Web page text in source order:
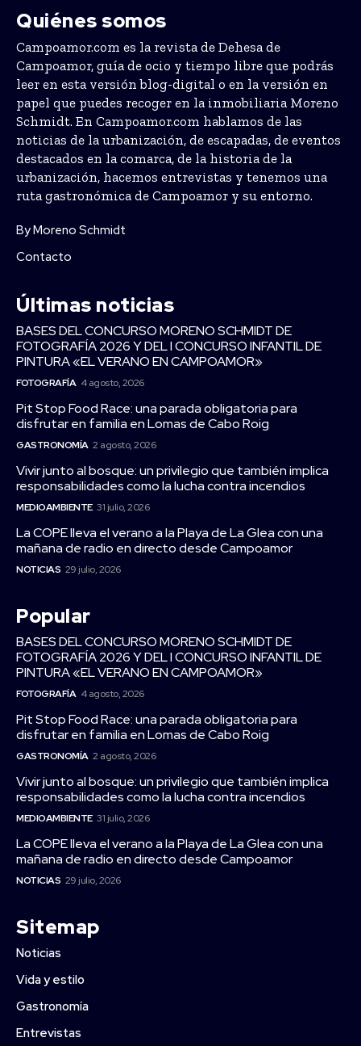
Quiénes somos
Campoamor.com es la revista de Dehesa de
Campoamor, guía de ocio y tiempo libre que podrás
leer en esta versión blog-digital o en la versión en
papel que puedes recoger en la inmobiliaria Moreno
Schmidt. En Campoamor.com hablamos de las
noticias de la urbanización, de escapadas, de eventos
destacados en la comarca, de la historia de la
urbanización, hacemos entrevistas y tenemos una
ruta gastronómica de Campoamor y su entorno.
By Moreno Schmidt
Contacto
Últimas noticias
BASES DEL CONCURSO MORENO SCHMIDT DE
FOTOGRAFÍA 2026 Y DEL I CONCURSO INFANTIL DE
PINTURA «EL VERANO EN CAMPOAMOR»
FOTOGRAFÍA 4 agosto, 2026
Pit Stop Food Race: una parada obligatoria para
disfrutar en familia en Lomas de Cabo Roig
GASTRONOMÍA 2 agosto, 2026
Vivir junto al bosque: un privilegio que también implica
responsabilidades como la lucha contra incendios
MEDIOAMBIENTE 31 julio, 2026
La COPE lleva el verano a la Playa de La Glea con una
mañana de radio en directo desde Campoamor
NOTICIAS 29 julio, 2026
Popular
BASES DEL CONCURSO MORENO SCHMIDT DE
FOTOGRAFÍA 2026 Y DEL I CONCURSO INFANTIL DE
PINTURA «EL VERANO EN CAMPOAMOR»
FOTOGRAFÍA 4 agosto, 2026
Pit Stop Food Race: una parada obligatoria para
disfrutar en familia en Lomas de Cabo Roig
GASTRONOMÍA 2 agosto, 2026
Vivir junto al bosque: un privilegio que también implica
responsabilidades como la lucha contra incendios
MEDIOAMBIENTE 31 julio, 2026
La COPE lleva el verano a la Playa de La Glea con una
mañana de radio en directo desde Campoamor
NOTICIAS 29 julio, 2026
Sitemap
Noticias
Vida y estilo
Gastronomía
Entrevistas